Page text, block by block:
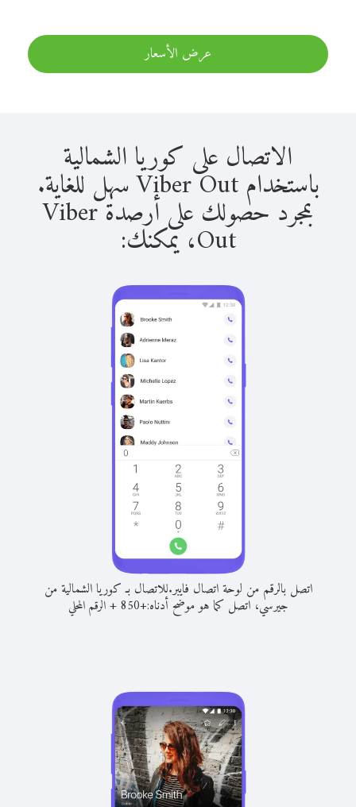
عرض الأسعار
الاتصال على كوريا الشمالية
باستخدام Viber Out سهل للغاية.
بمجرد حصولك على أرصدة Viber
Out، يمكنك:
اتصل بالرقم من لوحة اتصال فايبر.للاتصال بـ كوريا الشمالية من
جيرسي، اتصل كما هو موضح أدناه:+
850
+الرقم المحلي